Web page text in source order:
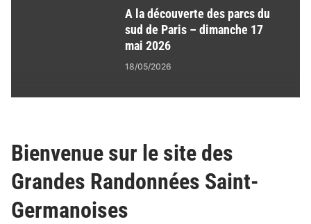
A la découverte des parcs du
sud de Paris – dimanche 17
mai 2026
18/05/2026
Bienvenue sur le site des
Grandes Randonnées Saint-
Germanoises